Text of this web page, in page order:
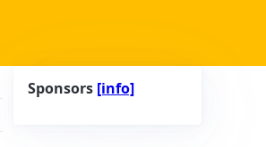
Sponsors [info]